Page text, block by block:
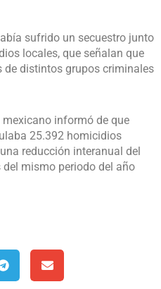
sufrido un secuestro junto
locales, que señalan que
de distintos grupos criminales
informó de que
25.392 homicidios
reducción interanual del
mismo periodo del año